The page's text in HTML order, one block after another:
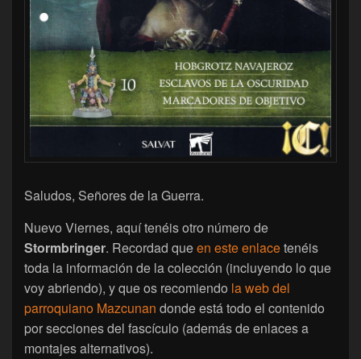
Saludos, Señores de la Guerra.
Nuevo Viernes, aquí tenéis otro número de
Stormbringer. Recordad queen este enlacetenéis
toda la información de la colección (incluyendo lo que
voy abriendo), y que os recomiendo la web del
parroquiano Mazcunan donde está todo el contenido
por secciones del fascículo (además de enlaces a
montajes alternativos).